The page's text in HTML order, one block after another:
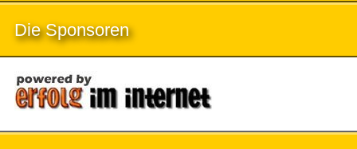
Die Sponsoren